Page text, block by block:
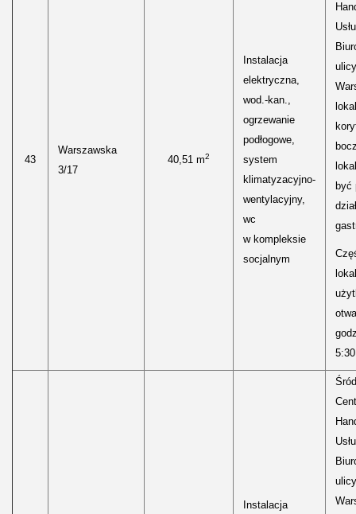
43
Warszawska
3/17
40,51 m2
Instalacja
elektryczna,
wod.-kan.,
ogrzewanie
podłogowe,
system
klimatyzacyjno-
wentylacyjny,
wc
w kompleksie
socjalnym
ulicy
być
Instalacja
ulicy